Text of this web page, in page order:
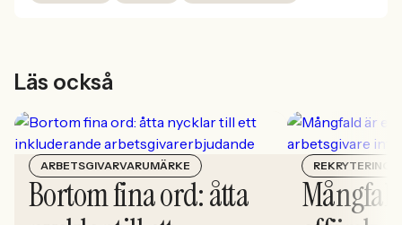
Läs också
ARBETSGIVARVARUMÄRKE
Bortom fina ord: åtta
REKRYTERING